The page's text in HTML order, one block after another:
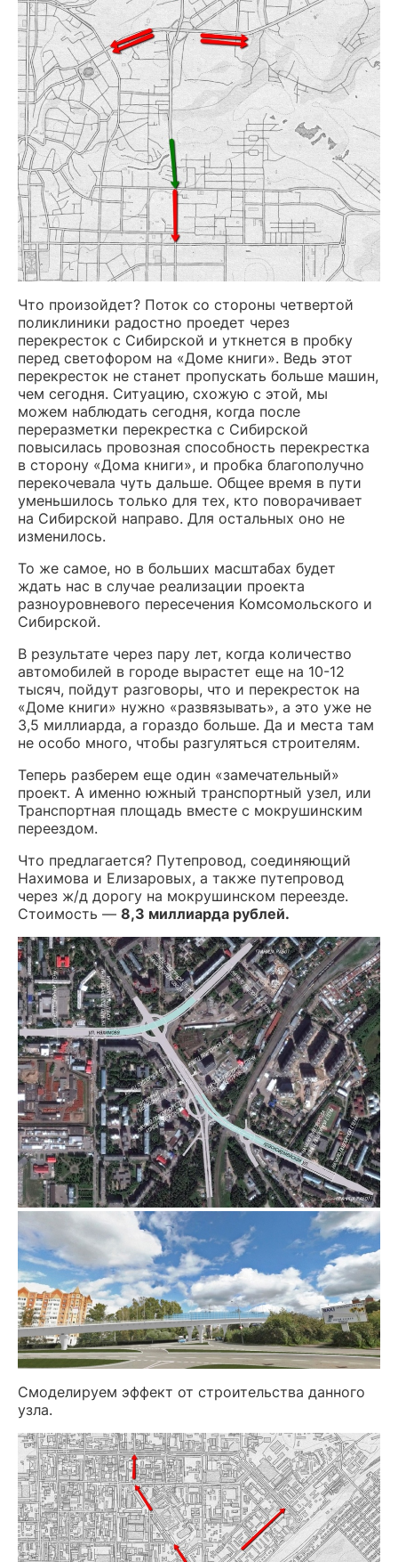
Что произойдет? Поток со стороны четвертой
поликлиники радостно проедет через
перекресток с Сибирской и уткнется в пробку
перед светофором на «Доме книги». Ведь этот
перекресток не станет пропускать больше машин,
чем сегодня. Ситуацию, схожую с этой, мы
можем наблюдать сегодня, когда после
переразметки перекрестка с Сибирской
повысилась провозная способность перекрестка
в сторону «Дома книги», и пробка благополучно
перекочевала чуть дальше. Общее время в пути
уменьшилось только для тех, кто поворачивает
на Сибирской направо. Для остальных оно не
изменилось.
То же самое, но в больших масштабах будет
ждать нас в случае реализации проекта
разноуровневого пересечения Комсомольского и
Сибирской.
В результате через пару лет, когда количество
автомобилей в городе вырастет еще на 10-12
тысяч, пойдут разговоры, что и перекресток на
«Доме книги» нужно «развязывать», а это уже не
3,5 миллиарда, а гораздо больше. Да и места там
не особо много, чтобы разгуляться строителям.
Теперь разберем еще один «замечательный»
проект. А именно южный транспортный узел, или
Транспортная площадь вместе с мокрушинским
переездом.
Что предлагается? Путепровод, соединяющий
Нахимова и Елизаровых, а также путепровод
через ж/д дорогу на мокрушинском переезде.
Стоимость — 8,3 миллиарда рублей.
Смоделируем эффект от строительства данного
узла.